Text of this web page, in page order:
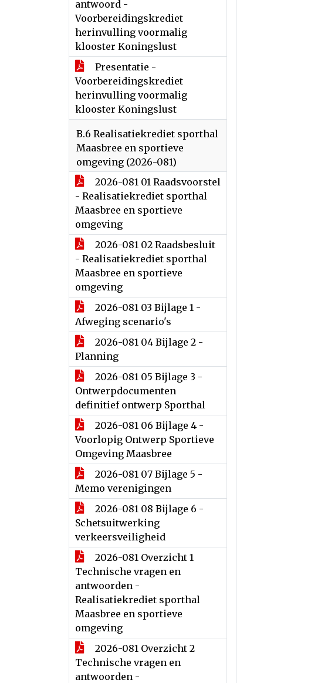
antwoord -
Voorbereidingskrediet
herinvulling voormalig
klooster Koningslust
Presentatie -
Voorbereidingskrediet
herinvulling voormalig
klooster Koningslust
B.6 Realisatiekrediet sporthal
Maasbree en sportieve
omgeving (2026-081)
2026-081 01 Raadsvoorstel
- Realisatiekrediet sporthal
Maasbree en sportieve
omgeving
2026-081 02 Raadsbesluit
- Realisatiekrediet sporthal
Maasbree en sportieve
omgeving
2026-081 03 Bijlage 1 -
Afweging scenario's
2026-081 04 Bijlage 2 -
Planning
2026-081 05 Bijlage 3 -
Ontwerpdocumenten
definitief ontwerp Sporthal
2026-081 06 Bijlage 4 -
Voorlopig Ontwerp Sportieve
Omgeving Maasbree
2026-081 07 Bijlage 5 -
Memo verenigingen
2026-081 08 Bijlage 6 -
Schetsuitwerking
verkeersveiligheid
2026-081 Overzicht 1
Technische vragen en
antwoorden -
Realisatiekrediet sporthal
Maasbree en sportieve
omgeving
2026-081 Overzicht 2
Technische vragen en
antwoorden -